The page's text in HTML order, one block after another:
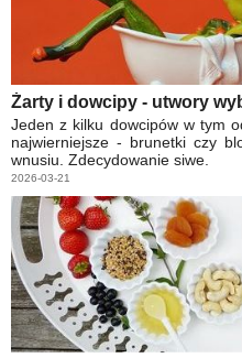
Żarty i dowcipy - utwory
Jeden z kilku dowcipów w tym
najwierniejsze - brunetki czy
wnusiu. Zdecydowanie siwe.
2026-03-21